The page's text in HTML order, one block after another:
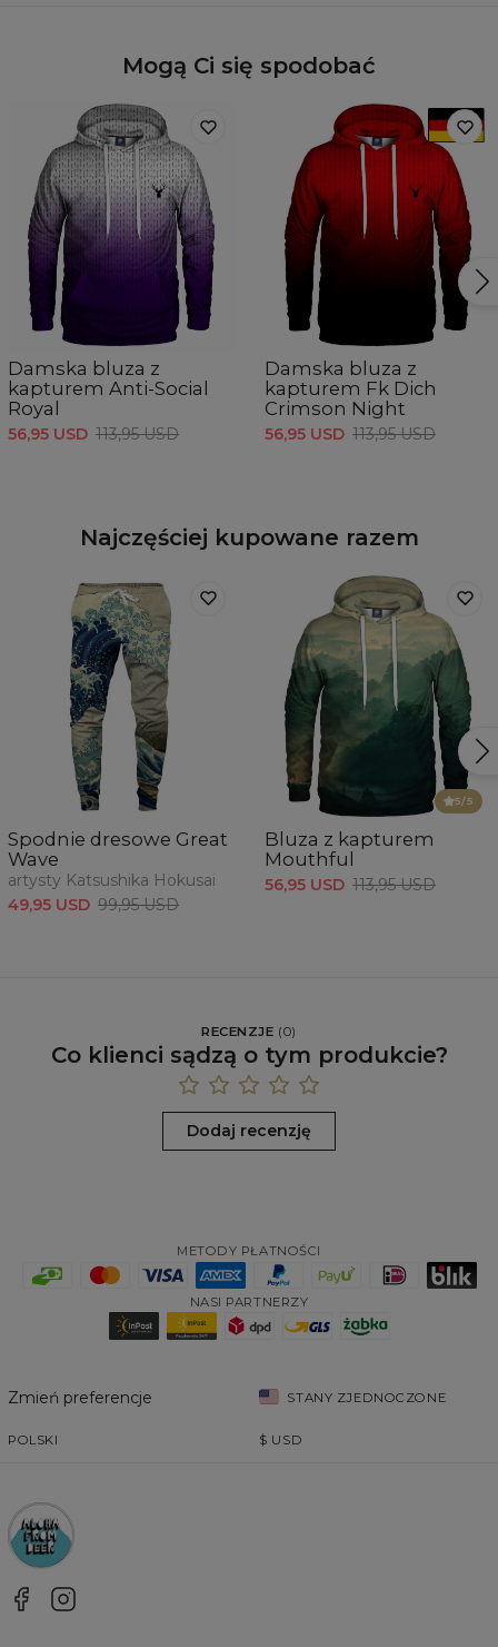
Mogą Ci się spodobać
Damska bluza z
kapturem Anti-Social
Royal
56,95 USD 113,95 USD
Damska bluza z
kapturem Fk Dich
Crimson Night
56,95 USD 113,95 USD
Najczęściej kupowane razem
Spodnie dresowe Great
Wave
artysty Katsushika Hokusai
49,95 USD 99,95 USD
5/5
Bluza z kapturem
Mouthful
56,95 USD 113,95 USD
RECENZJE (0)
Co klienci sądzą o tym produkcie?
Dodaj recenzję
METODY PŁATNOŚCI
NASI PARTNERZY
Zmień preferencje STANY ZJEDNOCZONE
POLSKI $ USD